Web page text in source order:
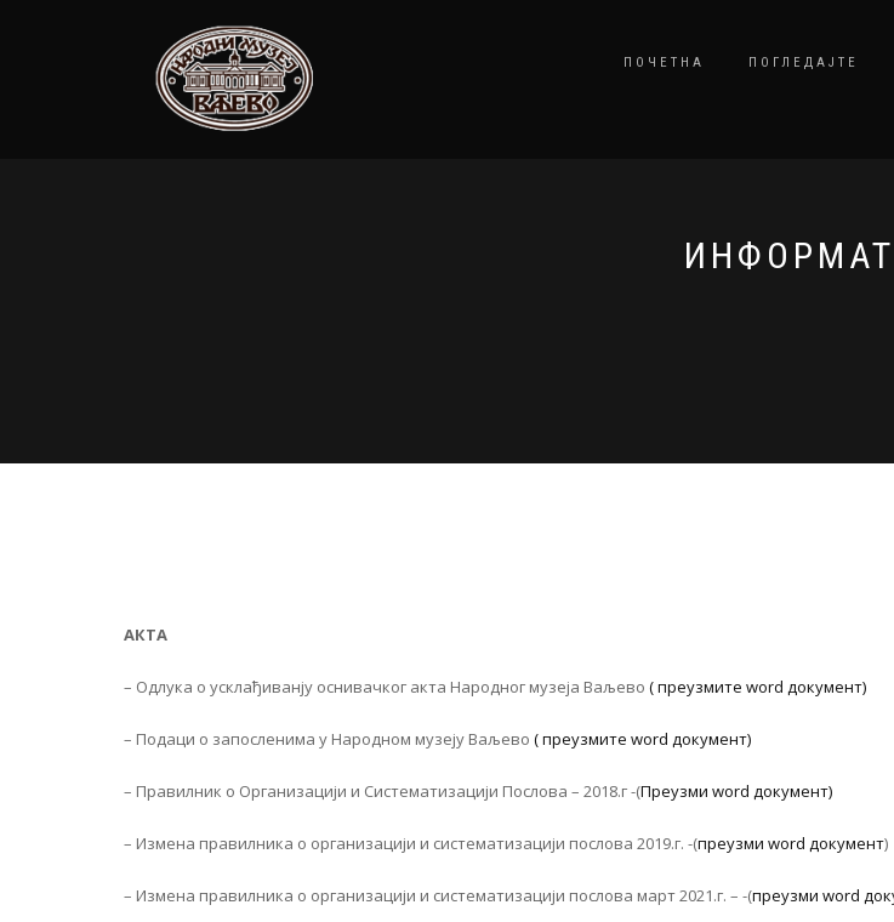
ПОЧЕТНА ПОГЛЕДАЈТЕ
АКТА
– Одлука о усклађиванју оснивачког акта Народног музеја Ваљево ( преузмите word документ)
– Подаци о запосленима у Народном музеју Ваљево ( преузмите word документ)
– Правилник о Организацији и Систематизацији Послова – 2018.г -(Преузми word документ)
– Измена правилника о организацији и систематизацији послова 2019.г. -(преузми word документ)
– Измена правилника о организацији и систематизацији послова март 2021.г. – -(преузми word